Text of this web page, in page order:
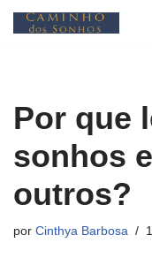
conteúdo
Por que
sonhos
outros?
por Cinthya Barbosa